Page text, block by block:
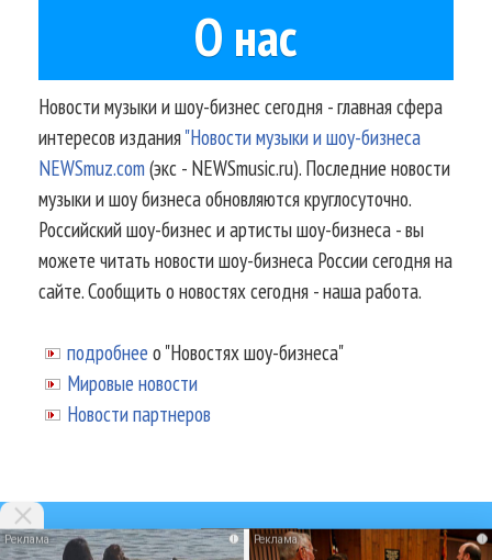
О нас
Новости музыки и шоу-бизнес сегодня - главная сфера
интересов издания"Новости музыки и шоу-бизнеса
NEWSmuz.com(экс - NEWSmusic.ru). Последние новости
музыки и шоу бизнеса обновляются круглосуточно.
Российский шоу-бизнес и артисты шоу-бизнеса - вы
можете читать новости шоу-бизнеса России сегодня на
сайте. Сообщить о новостях сегодня - наша работа.
подробнее о "Новостях шоу-бизнеса"
Мировые новости
Новости партнеров
i i